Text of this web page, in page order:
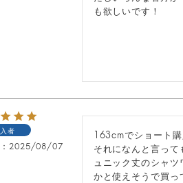
も欲しいです！
者
2025/08/07
163cmでショート
それになんと言っ
ュニック丈のシャ
かと使えそうで買っ